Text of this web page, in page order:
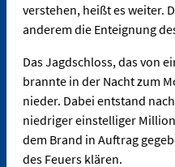
verstehen, heißt es weiter.
anderem die Enteignung
Das Jagdschloss, das von
brannte in der Nacht zum
nieder. Dabei entstand
niedriger einstelliger
dem Brand in Auftrag
des Feuers klären.